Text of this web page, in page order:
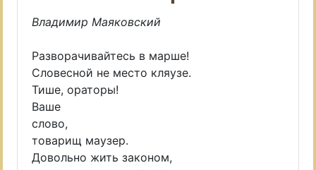
Владимир Маяковский
Разворачивайтесь в марше!
Словесной не место кляузе.
Тише, ораторы!
Ваше
слово,
товарищ маузер.
Довольно жить законом,